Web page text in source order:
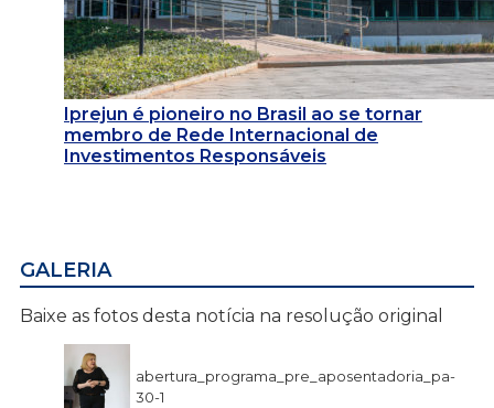
Iprejun é pioneiro no Brasil ao se tornar
membro de Rede Internacional de
Investimentos Responsáveis
GALERIA
Baixe as fotos desta notícia na resolução original
abertura_programa_pre_aposentadoria_pa-
30-1